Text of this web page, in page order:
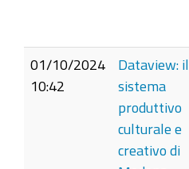
01/10/2024
10:42
Dataview: il
sistema
produttivo
culturale e
creativo di